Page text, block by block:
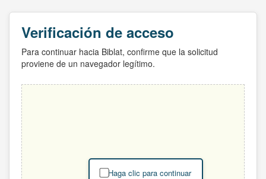
Verificación de acceso
Para continuar hacia Biblat, confirme que la solicitud
proviene de un navegador legítimo.
Haga clic para continuar